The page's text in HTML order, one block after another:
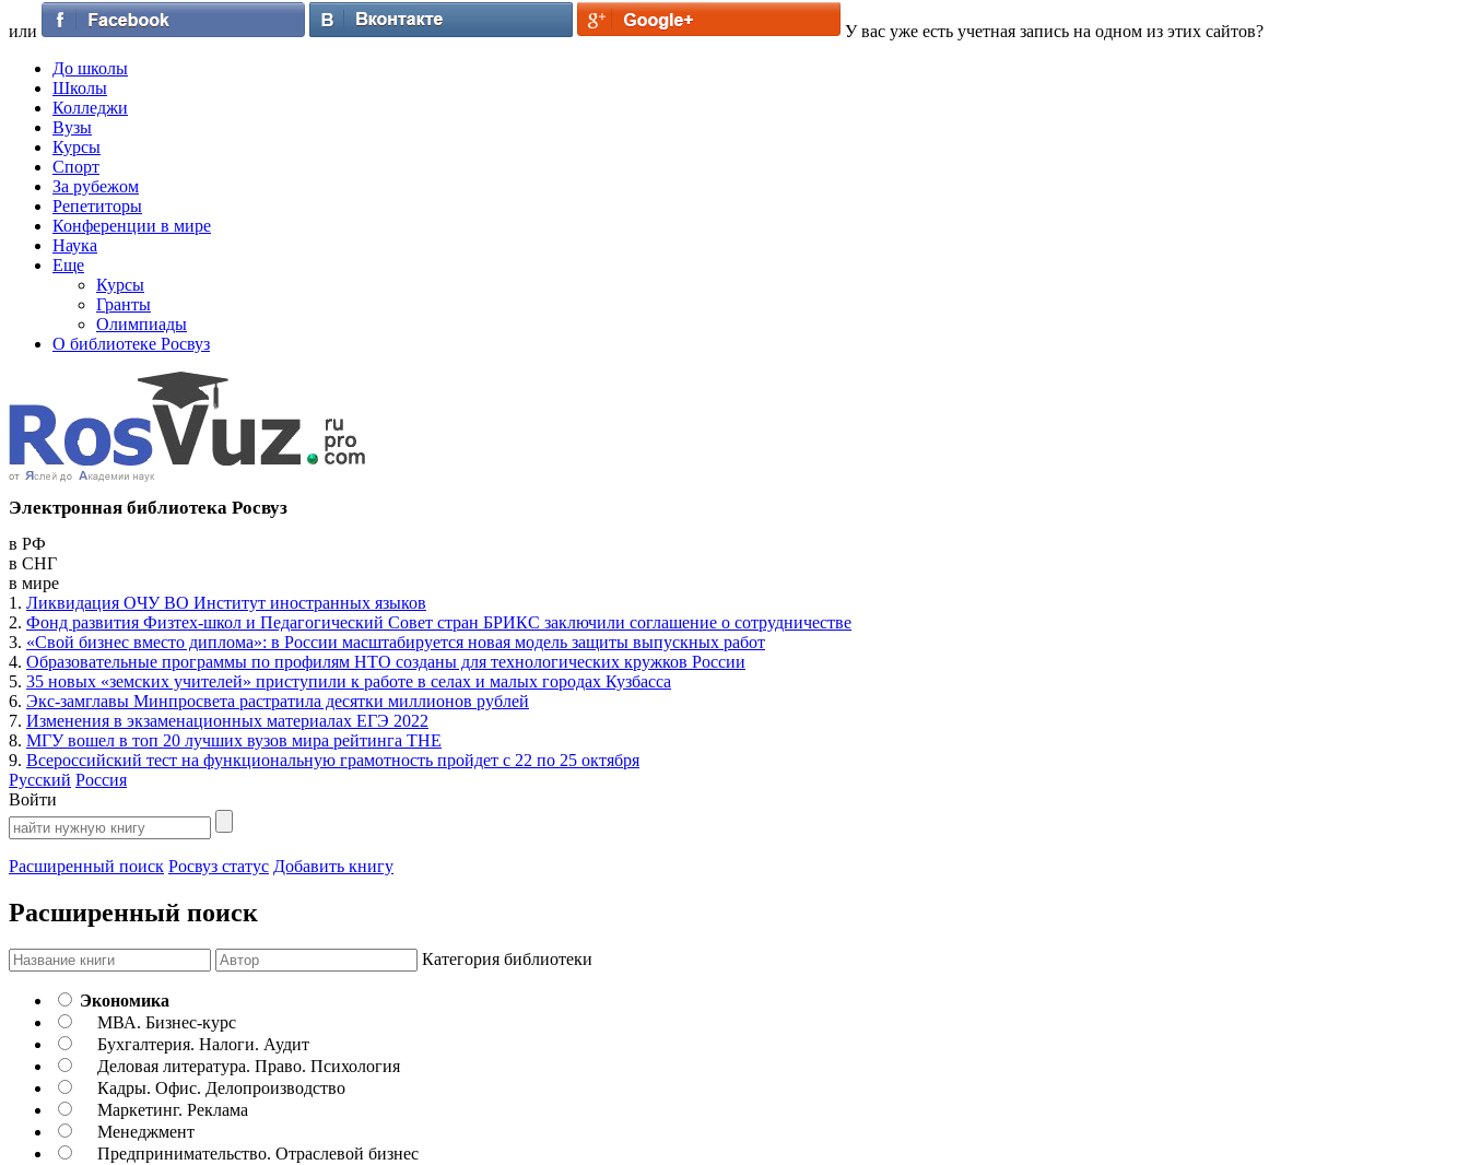
или
У вас уже есть учетная запись на одном из этих сайтов?
До школы
Школы
Колледжи
Вузы
Курсы
Спорт
За рубежом
Репетиторы
Конференции в мире
Наука
Еще
Курсы
Гранты
Олимпиады
О библиотеке Росвуз
Электронная библиотека Росвуз
в РФ
в СНГ
в мире
1. Ликвидация ОЧУ ВО Институт иностранных языков
2. Фонд развития Физтех-школ и Педагогический Совет стран БРИКС заключили соглашение о сотрудничестве
3. «Свой бизнес вместо диплома»: в России масштабируется новая модель защиты выпускных работ
4. Образовательные программы по профилям НТО созданы для технологических кружков России
5. 35 новых «земских учителей» приступили к работе в селах и малых городах Кузбасса
6. Экс-замглавы Минпросвета растратила десятки миллионов рублей
7. Изменения в экзаменационных материалах ЕГЭ 2022
8. МГУ вошел в топ 20 лучших вузов мира рейтинга THE
9. Всероссийский тест на функциональную грамотность пройдет с 22 по 25 октября
Русский Россия
Войти
Расширенный поиск Росвуз статус Добавить книгу
Расширенный поиск
Категория библиотеки
Экономика
МВА. Бизнес-курс
Бухгалтерия. Налоги. Аудит
Деловая литература. Право. Психология
Кадры. Офис. Делопроизводство
Маркетинг. Реклама
Менеджмент
Предпринимательство. Отраслевой бизнес